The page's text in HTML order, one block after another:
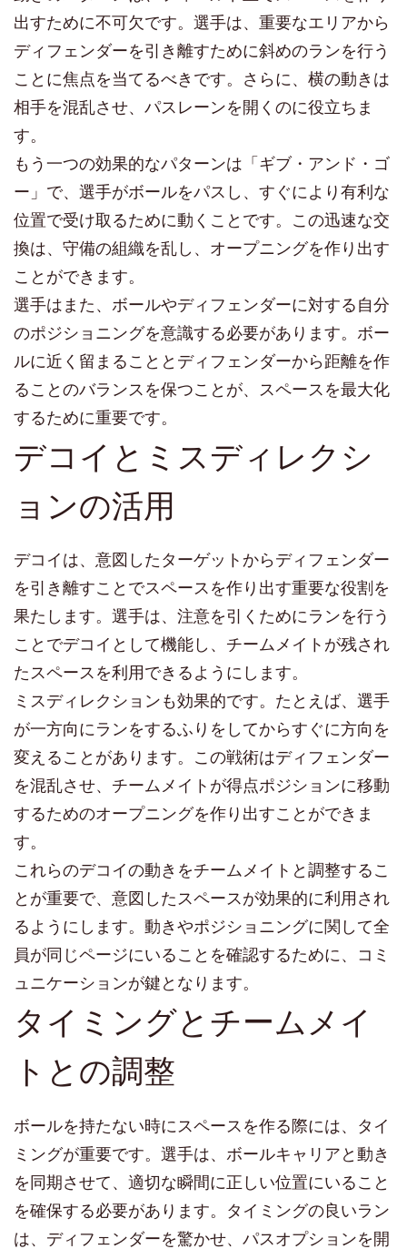
出すために不可欠です。選手は、重要なエリアから
ディフェンダーを引き離すために斜めのランを行う
ことに焦点を当てるべきです。さらに、横の動きは
相手を混乱させ、パスレーンを開くのに役立ちま
す。
もう一つの効果的なパターンは「ギブ・アンド・ゴ
ー」で、選手がボールをパスし、すぐにより有利な
位置で受け取るために動くことです。この迅速な交
換は、守備の組織を乱し、オープニングを作り出す
ことができます。
選手はまた、ボールやディフェンダーに対する自分
のポジショニングを意識する必要があります。ボー
ルに近く留まることとディフェンダーから距離を作
ることのバランスを保つことが、スペースを最大化
するために重要です。
デコイとミスディレクシ
ョンの活用
デコイは、意図したターゲットからディフェンダー
を引き離すことでスペースを作り出す重要な役割を
果たします。選手は、注意を引くためにランを行う
ことでデコイとして機能し、チームメイトが残され
たスペースを利用できるようにします。
ミスディレクションも効果的です。たとえば、選手
が一方向にランをするふりをしてからすぐに方向を
変えることがあります。この戦術はディフェンダー
を混乱させ、チームメイトが得点ポジションに移動
するためのオープニングを作り出すことができま
す。
これらのデコイの動きをチームメイトと調整するこ
とが重要で、意図したスペースが効果的に利用され
るようにします。動きやポジショニングに関して全
員が同じページにいることを確認するために、コミ
ュニケーションが鍵となります。
タイミングとチームメイ
トとの調整
ボールを持たない時にスペースを作る際には、タイ
ミングが重要です。選手は、ボールキャリアと動き
を同期させて、適切な瞬間に正しい位置にいること
を確保する必要があります。タイミングの良いラン
は、ディフェンダーを驚かせ、パスオプションを開